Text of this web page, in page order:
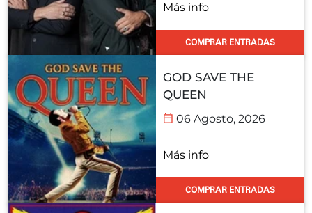
Más info
COMPRAR ENTRADAS
GOD SAVE THE
QUEEN
06 Agosto, 2026
Más info
COMPRAR ENTRADAS